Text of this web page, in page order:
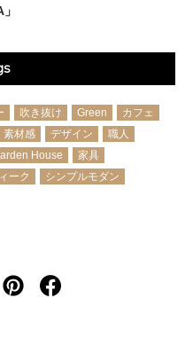
吹き抜け Green
カフェ
素材感 デザイン
職人
House
家具
ーク
シンプルモダン